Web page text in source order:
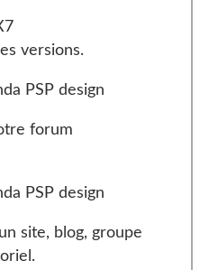
versions.
forum
site, blog, groupe